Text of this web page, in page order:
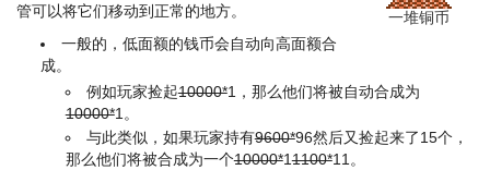
一堆铜币
管可以将它们移动到正常的地方。
一般的，低面额的钱币会自动向高面额合
成。
例如玩家捡起10000*1，那么他们将被自动合成为
10000*1。
与此类似，如果玩家持有9600*96然后又捡起来了15个，
那么他们将被合成为一个10000*11100*11 。